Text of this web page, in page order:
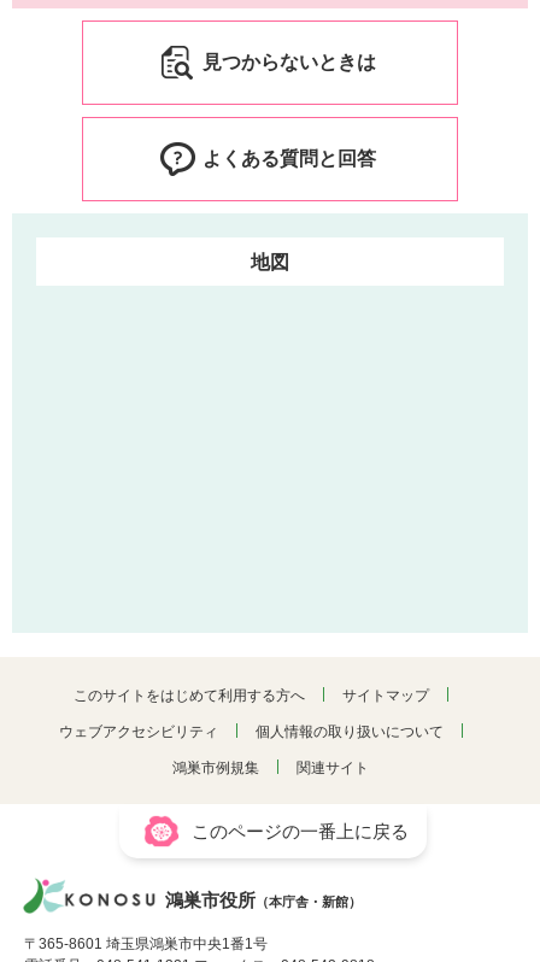
見つからないときは
よくある質問と回答
地図
このサイトをはじめて利用する方へ サイトマップ
ウェブアクセシビリティ 個人情報の取り扱いについて
鴻巣市例規集 関連サイト
このページの一番上に戻る
鴻巣市役所 （本庁舎・新館）
〒365-8601 埼玉県鴻巣市中央1番1号